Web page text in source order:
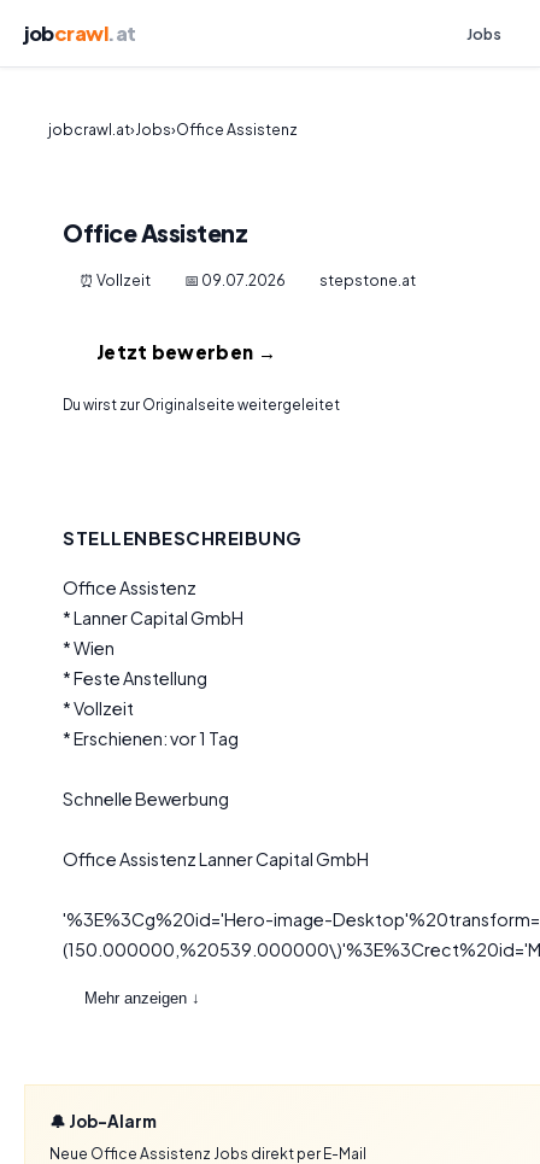
jobcrawl.at Jobs
jobcrawl.at›Jobs›Office Assistenz
Office Assistenz
⏰ Vollzeit 📅 09.07.2026 stepstone.at
Jetzt bewerben →
Du wirst zur Originalseite weitergeleitet
STELLENBESCHREIBUNG
Office Assistenz
* Lanner Capital GmbH
* Wien
* Feste Anstellung
* Vollzeit
* Erschienen: vor 1 Tag
Schnelle Bewerbung
Office Assistenz Lanner Capital GmbH
'%3E%3Cg%20id='Hero-image-
Mehr anzeigen ↓
🔔 Job-Alarm
Neue Office Assistenz Jobs direkt per E-Mail